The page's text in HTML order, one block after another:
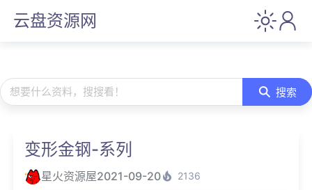
云盘资源网
想要什么资料，搜搜看！ 搜索
变形金钢-系列
星火资源屋2021-09-20 2136